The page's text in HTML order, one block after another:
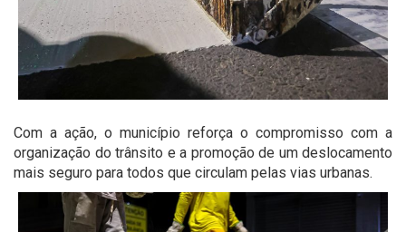
Com a ação, o município reforça o compromisso com a
organização do trânsito e a promoção de um deslocamento
mais seguro para todos que circulam pelas vias urbanas.